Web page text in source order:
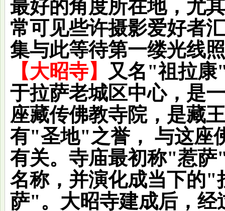
最好的角度所在地，尤
常可见些许摄影爱好者汇
集与此等待第一缕光线
【大昭寺】
又名"祖拉
于拉萨老城区中心，是一
座藏传佛教寺院，是藏
有"圣地"之誉， 与这座
有关。寺庙最初称"惹
名称，并演化成当下的"
萨"。大昭寺建成后，经